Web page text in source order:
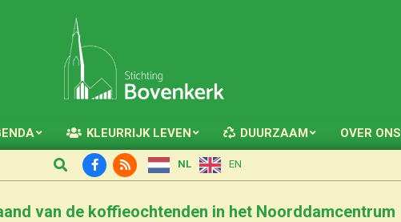
Primary
Navigation
Menu
KLEURRIJK LEVEN DUURZAAM OVER ONS
Search NL EN
van de koffieochtenden in het Noorddamcentrum